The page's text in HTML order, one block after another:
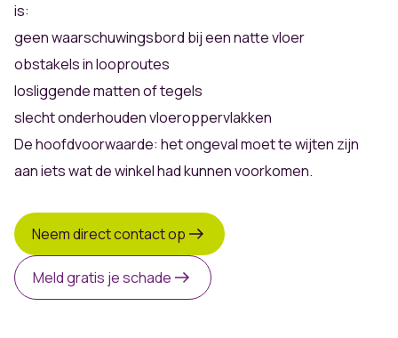
is:
geen waarschuwingsbord bij een natte vloer
obstakels in looproutes
losliggende matten of tegels
slecht onderhouden vloeroppervlakken
De hoofdvoorwaarde: het ongeval moet te wijten zijn
aan iets wat de winkel had kunnen voorkomen.
Neem direct contact op
Meld gratis je schade